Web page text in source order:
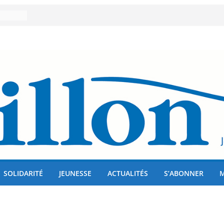
!
SOLIDARITÉ JEUNESSE ACTUALITÉS S’ABONNER